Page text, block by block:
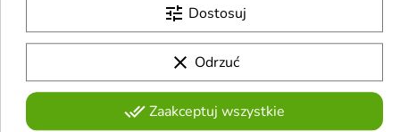
Fa
tune Dostosuj
clear Odrzuć
done_allZaakceptuj wszystkie